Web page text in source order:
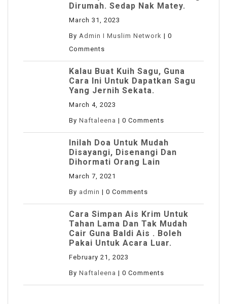
Dirumah. Sedap Nak Matey.
March 31, 2023
By Admin I Muslim Network | 0
Comments
Kalau Buat Kuih Sagu, Guna
Cara Ini Untuk Dapatkan Sagu
Yang Jernih Sekata.
March 4, 2023
By Naftaleena | 0 Comments
Inilah Doa Untuk Mudah
Disayangi, Disenangi Dan
Dihormati Orang Lain
March 7, 2021
By admin | 0 Comments
Cara Simpan Ais Krim Untuk
Tahan Lama Dan Tak Mudah
Cair Guna Baldi Ais . Boleh
Pakai Untuk Acara Luar.
February 21, 2023
By Naftaleena | 0 Comments